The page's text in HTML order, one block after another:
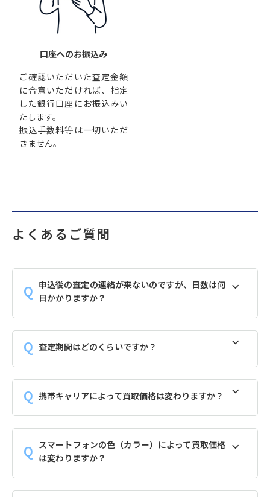
口座へのお振込み
ご確認いただいた査定金額
に合意いただければ、指定
した銀行口座にお振込みい
たします。
振込手数料等は一切いただ
きません。
よくあるご質問
申込後の査定の連絡が来ないのですが、日数は何
日かかりますか？
査定期間はどのくらいですか？
携帯キャリアによって買取価格は変わりますか？
スマートフォンの色（カラー）によって買取価格
は変わりますか？